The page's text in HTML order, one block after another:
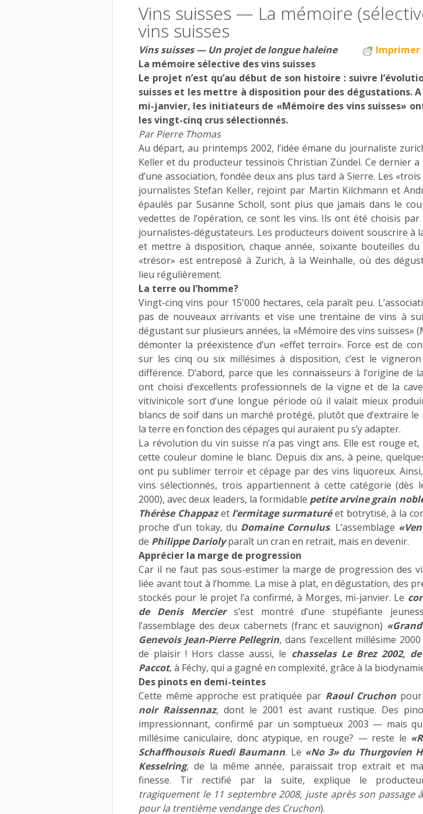
Vins suisses — La mémoire
vins suisses
Imprimer
Vins suisses — Un projet de longue haleine
La mémoire sélective des vins suisses
Le projet n’est qu’au début de son histoire : suivre
suisses et les mettre à disposition pour des dégustations.
mi-janvier, les initiateurs de «Mémoire des vins suisses»
les vingt-cinq crus sélectionnés.
Par Pierre Thomas
Au départ, au printemps 2002, l’idée émane du journaliste
Keller et du producteur tessinois Christian Zündel. Ce dernier
d’une association, fondée deux ans plus tard à Sierre. Les
journalistes Stefan Keller, rejoint par Martin Kilchmann et
épaulés par Susanne Scholl, sont plus que jamais dans le
vedettes de l’opération, ce sont les vins. Ils ont été choisis par
journalistes-dégustateurs. Les producteurs doivent souscrire à
et mettre à disposition, chaque année, soixante bouteilles du
«trésor» est entreposé à Zurich, à la Weinhalle, où des
lieu régulièrement.
La terre ou l’homme?
Vingt-cinq vins pour 15'000 hectares, cela paraît peu.
pas de nouveaux arrivants et vise une trentaine de vins à
dégustant sur plusieurs années, la «Mémoire des vins suisses»
démonter la préexistence d’un «effet terroir». Force est de
sur les cinq ou six millésimes à disposition, c’est le
différence. D’abord, parce que les connaisseurs à l’origine de
ont choisi d’excellents professionnels de la vigne et de la
vitivinicole sort d’une longue période où il valait mieux
blancs de soif dans un marché protégé, plutôt que d’extraire le
la terre en fonction des cépages qui auraient pu s’y adapter.
La révolution du vin suisse n’a pas vingt ans. Elle est rouge et,
cette couleur domine le blanc. Depuis dix ans, à peine,
ont pu sublimer terroir et cépage par des vins liquoreux.
vins sélectionnés, trois appartiennent à cette catégorie (dès
2000), avec deux leaders, la formidable petite arvine grain
Thérèse Chappazet l’ermitage surmaturéet botrytisé, à la
proche d’un tokay, du Domaine Cornulus. L’assemblage
de Philippe Dariolyparaît un cran en retrait, mais en devenir.
Apprécier la marge de progression
Car il ne faut pas sous-estimer la marge de progression des
liée avant tout à l’homme. La mise à plat, en dégustation, des
stockés pour le projet l’a confirmé, à Morges, mi-janvier. Le
de Denis Merciers’est montré d’une stupéfiante
l’assemblage des deux cabernets (franc et sauvignon)
Genevois Jean-Pierre Pellegrin, dans l’excellent millésime
de plaisir ! Hors classe aussi, le chasselas Le Brez 2002,
Paccot, à Féchy, qui a gagné en complexité, grâce à la
Des pinots en demi-teintes
Cette même approche est pratiquée par Raoul Cruchon
noir Raissennaz, dont le 2001 est avant rustique. Des
impressionnant, confirmé par un somptueux 2003 — mais
millésime caniculaire, donc atypique, en rouge? — reste le
Schaffhousois Ruedi Baumann. Le «No 3» du Thurgovien
Kesselring, de la même année, paraissait trop extrait et
finesse. Tir rectifié par la suite, explique le
tragiquement le 11 septembre 2008, juste après son passage
pour la trentième vendange des Cruchon).